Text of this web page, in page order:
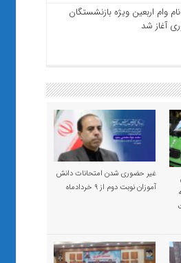
وام اربعین ویژه بازنشستگان
آغاز شد
غیر حضوری شدن امتحانات دانش
آموزان نوبت دوم از ۹ خردادماه